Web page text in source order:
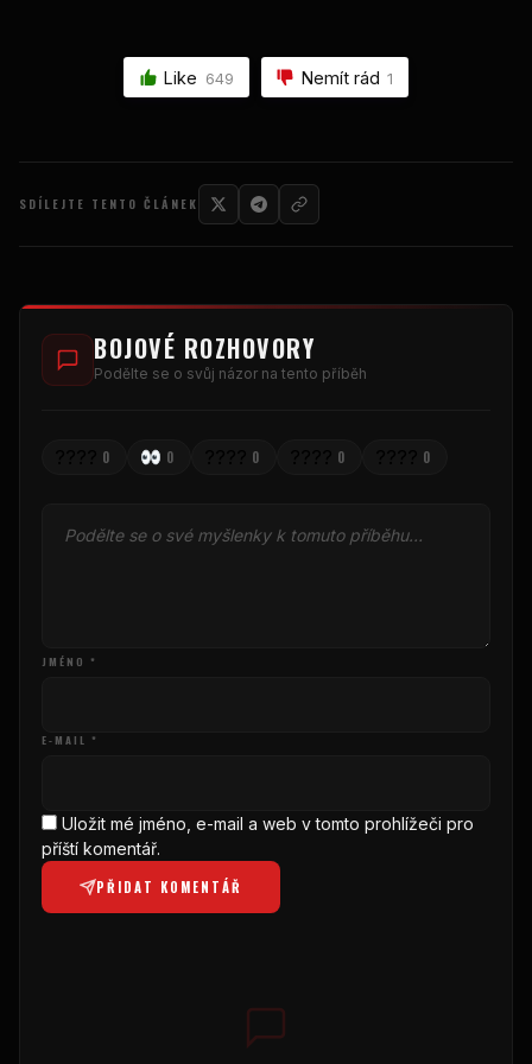
Like 649 Nemít rád 1
SDÍLEJTE TENTO ČLÁNEK
BOJOVÉ ROZHOVORY
Podělte se o svůj názor na tento příběh
0 0 0 0 0
JMÉNO *
E-MAIL *
Uložit mé jméno, e-mail a web v tomto prohlížeči pro
příští komentář.
PŘIDAT KOMENTÁŘ